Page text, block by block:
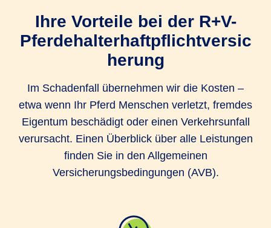
Ihre Vorteile bei der R+V-
Pferdehalterhaftpflichtversic
herung
Im Schadenfall übernehmen wir die Kosten –
etwa wenn Ihr Pferd Menschen verletzt, fremdes
Eigentum beschädigt oder einen Verkehrsunfall
verursacht. Einen Überblick über alle Leistungen
finden Sie in den Allgemeinen
Versicherungsbedingungen (AVB).